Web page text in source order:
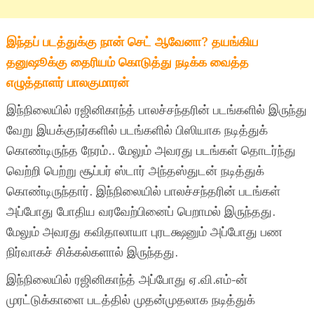
இந்தப் படத்துக்கு நான் செட் ஆவேனா? தயங்கிய
தனுஷூக்கு தைரியம் கொடுத்து நடிக்க வைத்த
எழுத்தாளர் பாலகுமாரன்
இந்நிலையில் ரஜினிகாந்த் பாலச்சந்தரின் படங்களில் இருந்து
வேறு இயக்குநர்களில் படங்களில் பிஸியாக நடித்துக்
கொண்டிருந்த நேரம்.. மேலும் அவரது படங்கள் தொடர்ந்து
வெற்றி பெற்று சூப்பர் ஸ்டார் அந்தஸ்துடன் நடித்துக்
கொண்டிருந்தார். இந்நிலையில் பாலச்சந்தரின் படங்கள்
அப்போது போதிய வரவேற்பினைப் பெறாமல் இருந்தது.
மேலும் அவரது கவிதாலாயா புரடக்ஷனும் அப்போது பண
நிர்வாகச் சிக்கல்களால் இருந்தது.
இந்நிலையில் ரஜினிகாந்த் அப்போது ஏ.வி.எம்-ன்
முரட்டுக்காளை படத்தில் முதன்முதலாக நடித்துக்